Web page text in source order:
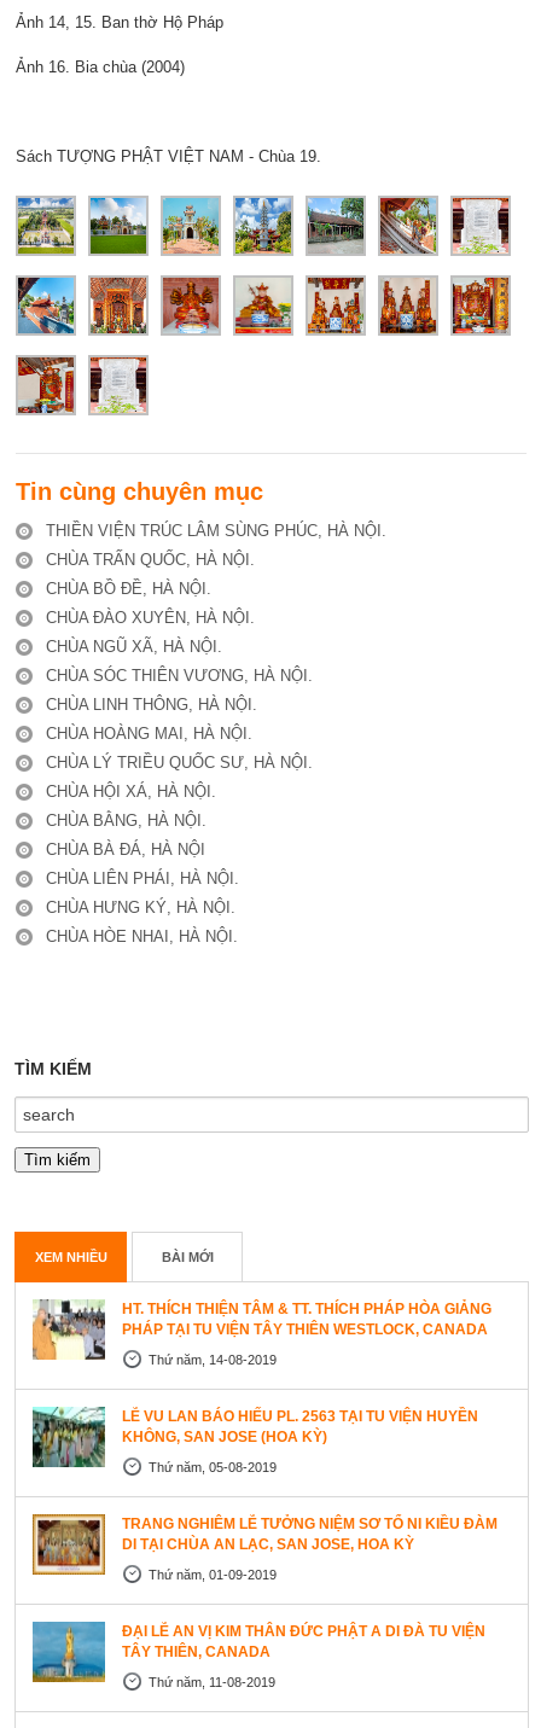
Ảnh 14, 15. Ban thờ Hộ Pháp
Ảnh 16. Bia chùa (2004)
Sách TƯỢNG PHẬT VIỆT NAM - Chùa 19.
Tin cùng chuyên mục
THIỀN VIỆN TRÚC LÂM SÙNG PHÚC, HÀ NỘI.
CHÙA TRẤN QUỐC, HÀ NỘI.
CHÙA BỒ ĐỀ, HÀ NỘI.
CHÙA ĐÀO XUYÊN, HÀ NỘI.
CHÙA NGŨ XÃ, HÀ NỘI.
CHÙA SÓC THIÊN VƯƠNG, HÀ NỘI.
CHÙA LINH THÔNG, HÀ NỘI.
CHÙA HOÀNG MAI, HÀ NỘI.
CHÙA LÝ TRIỀU QUỐC SƯ, HÀ NỘI.
CHÙA HỘI XÁ, HÀ NỘI.
CHÙA BẰNG, HÀ NỘI.
CHÙA BÀ ĐÁ, HÀ NỘI
CHÙA LIÊN PHÁI, HÀ NỘI.
CHÙA HƯNG KÝ, HÀ NỘI.
CHÙA HÒE NHAI, HÀ NỘI.
TÌM KIẾM
XEM NHIỀU BÀI MỚI
HT. THÍCH THIỆN TÂM & TT. THÍCH PHÁP HÒA GIẢNG
PHÁP TẠI TU VIỆN TÂY THIÊN WESTLOCK, CANADA
Thứ năm, 14-08-2019
LỄ VU LAN BÁO HIẾU PL. 2563 TẠI TU VIỆN HUYỀN
KHÔNG, SAN JOSE (HOA KỲ)
Thứ năm, 05-08-2019
TRANG NGHIÊM LỄ TƯỞNG NIỆM SƠ TỔ NI KIỀU ĐÀM
DI TẠI CHÙA AN LẠC, SAN JOSE, HOA KỲ
Thứ năm, 01-09-2019
ĐẠI LỄ AN VỊ KIM THÂN ĐỨC PHẬT A DI ĐÀ TU VIỆN
TÂY THIÊN, CANADA
Thứ năm, 11-08-2019